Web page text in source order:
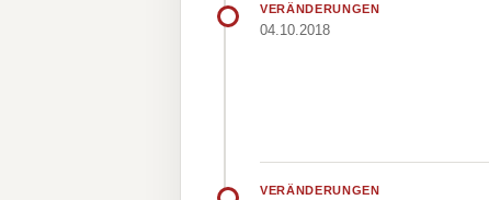
VERÄNDERUNGEN
04.10.2018
VERÄNDERUNGEN